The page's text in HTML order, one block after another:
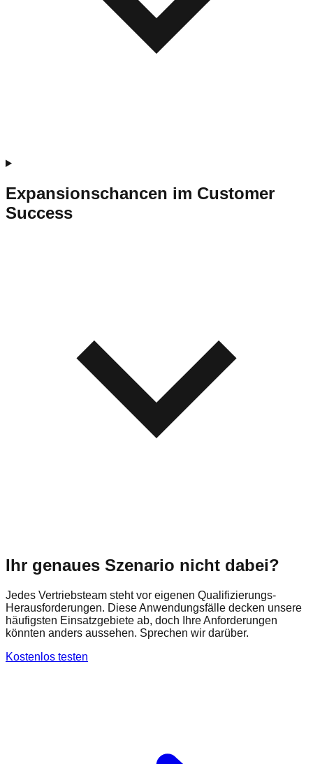
Expansionschancen im Customer
Success
Ihr genaues Szenario nicht dabei?
Jedes Vertriebsteam steht vor eigenen Qualifizierungs-
Herausforderungen. Diese Anwendungsfälle decken unsere
häufigsten Einsatzgebiete ab, doch Ihre Anforderungen
könnten anders aussehen. Sprechen wir darüber.
Kostenlos testen